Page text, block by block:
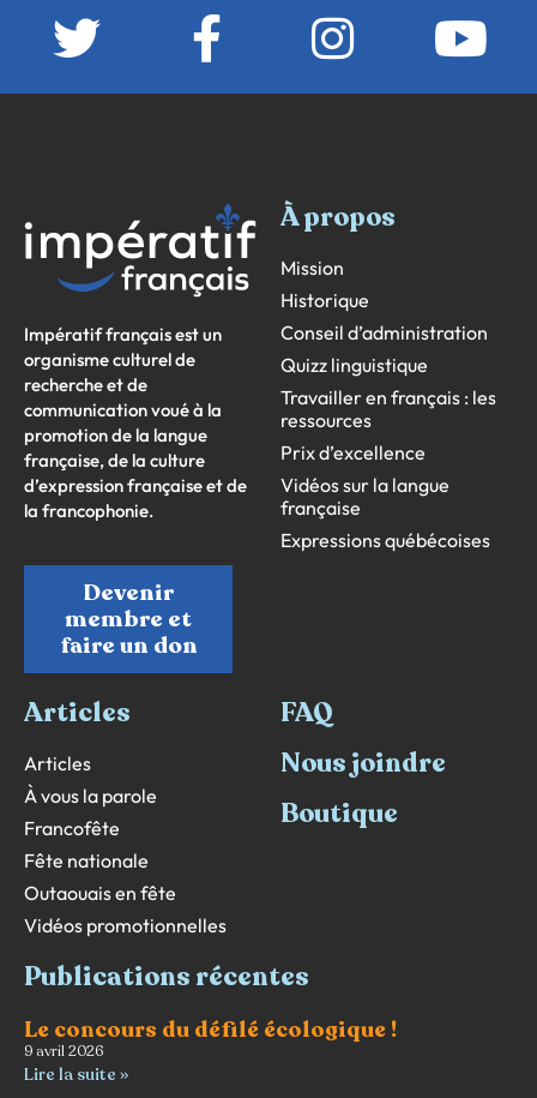
Impératif français est un
organisme culturel de
recherche et de
communication voué à la
promotion de la langue
française, de la culture
d’expression française et de
la francophonie.
Devenir
membre et
faire un don
À propos
Mission
Historique
Conseil d’administration
Quizz linguistique
Travailler en français : les
ressources
Prix d’excellence
Vidéos sur la langue
française
Expressions québécoises
Articles
Articles
À vous la parole
Francofête
Fête nationale
Outaouais en fête
Vidéos promotionnelles
FAQ
Nous joindre
Boutique
Publications récentes
Le concours du défilé écologique !
9 avril 2026
Lire la suite »